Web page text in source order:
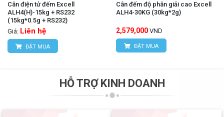
Cân điện tử đếm Excell
ALH4(H)-15kg + RS232
(15kg*0.5g + RS232)
Giá: Liên hệ
ĐẶT MUA
Cân đếm độ phân giải cao Excell
ALH4-30KG (30kg*2g)
2,579,000 VND
ĐẶT MUA
HỖ TRỢ KINH DOANH